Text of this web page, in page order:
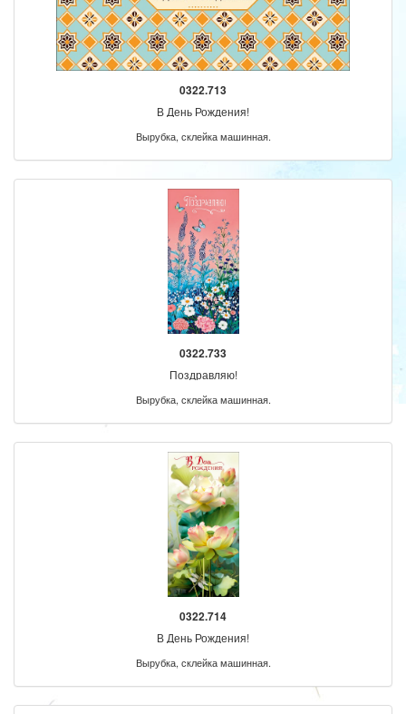
0322.713
В День Рождения!
Вырубка, склейка машинная.
0322.733
Поздравляю!
Вырубка, склейка машинная.
0322.714
В День Рождения!
Вырубка, склейка машинная.